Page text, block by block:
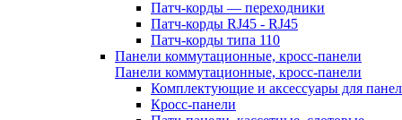
Патч-корды — переходники
Патч-корды RJ45 - RJ45
Патч-корды типа 110
Панели коммутационные, кросс-панели
Панели коммутационные, кросс-панели
Комплектующие и аксессуары для
Кросс-панели